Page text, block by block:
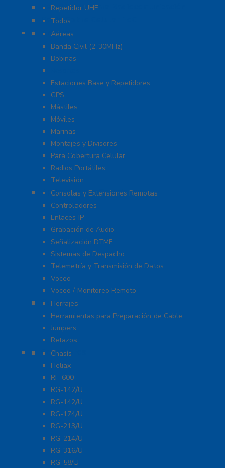
Repetidores para Radiocomunicación
Repetidor UHF
Radio Sobre Celular PoC
Todos
Antenas
Aéreas
Banda Civil (2-30MHz)
Bobinas
Estaciones Base y Repetidores
GPS
Mástiles
Móviles
Marinas
Montajes y Divisores
Para Cobertura Celular
Radios Portátiles
Televisión
Aplicaciones y Soluciones
Consolas y Extensiones Remotas
Controladores
Enlaces IP
Grabación de Audio
Señalización DTMF
Sistemas de Despacho
Telemetría y Transmisión de Datos
Voceo
Voceo / Monitoreo Remoto
Cables
Herrajes
Herramientas para Preparación de Cable
Jumpers
Retazos
Conectores
Chasís
Heliax
RF-600
RG-142/U
RG-142/U
RG-174/U
RG-213/U
RG-214/U
RG-316/U
RG-58/U